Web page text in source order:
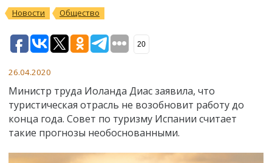
Новости Общество
20
26.04.2020
Министр труда Иоланда Диас заявила, что
туристическая отрасль не возобновит работу до
конца года. Совет по туризму Испании считает
такие прогнозы необоснованными.